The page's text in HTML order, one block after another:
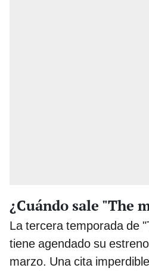
¿Cuándo sale "The
La tercera temporada de
tiene agendado su
marzo. Una cita